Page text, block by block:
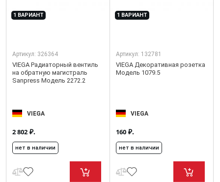
1 ВАРИАНТ
Артикул: 326364
VIEGA Радиаторный вентиль
на обратную магистраль
Sanpress Модель 2272.2
VIEGA
2 802 ₽.
нет в наличии
1 ВАРИАНТ
Артикул: 132781
VIEGA Декоративная розетка
Модель 1079.5
VIEGA
160 ₽.
нет в наличии